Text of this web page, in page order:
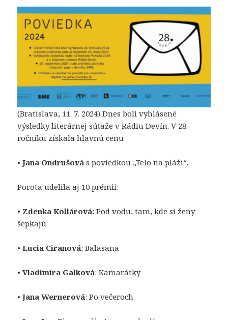
(Bratislava, 11. 7. 2024) Dnes boli vyhlásené
výsledky literárnej súťaže v Rádiu Devín. V 28.
ročníku získala hlavnú cenu
•Jana Ondrušová s poviedkou „Telo na pláži“.
Porota udelila aj 10 prémií:
• Zdenka Kollárová: Pod vodu, tam, kde si ženy
šepkajú
•Lucia Ciranová: Balasana
•Vladimíra Galková: Kamarátky
•Jana Wernerová: Po večeroch